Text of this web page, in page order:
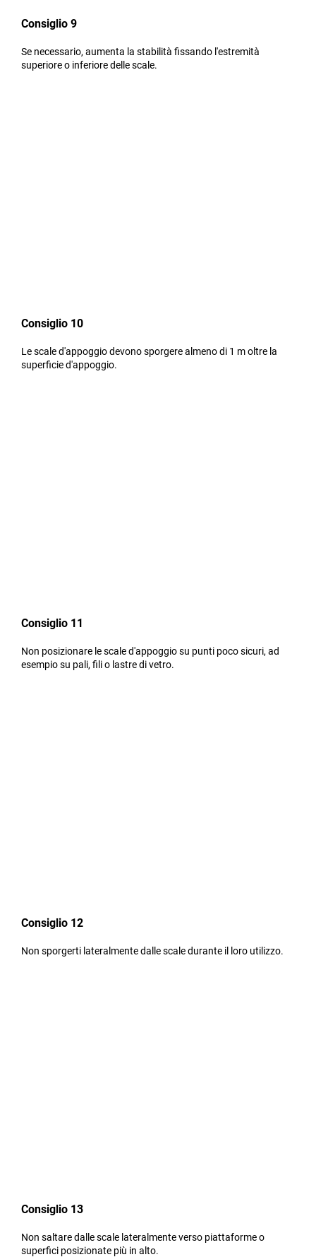
Consiglio 9
Se necessario, aumenta la stabilità fissando l'estremità
superiore o inferiore delle scale.
Consiglio 10
Le scale d'appoggio devono sporgere almeno di 1 m oltre la
superficie d'appoggio.
Consiglio 11
Non posizionare le scale d'appoggio su punti poco sicuri, ad
esempio su pali, fili o lastre di vetro.
Consiglio 12
Non sporgerti lateralmente dalle scale durante il loro utilizzo.
Consiglio 13
Non saltare dalle scale lateralmente verso piattaforme o
superfici posizionate più in alto.